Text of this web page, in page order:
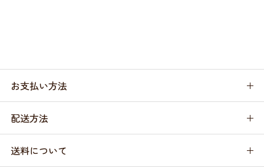
お支払い方法
配送方法
送料について